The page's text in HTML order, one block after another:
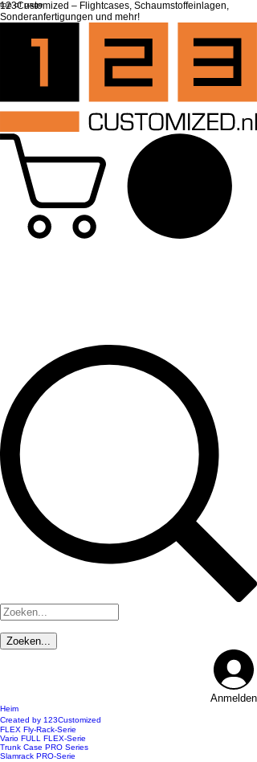
top of page
123Customized – Flightcases, Schaumstoffeinlagen,
Sonderanfertigungen und mehr!
Anmelden
Heim
Created by 123Customized
FLEX Fly-Rack-Serie
Vario FULL FLEX-Serie
Trunk Case PRO Series
Slamrack PRO-Serie